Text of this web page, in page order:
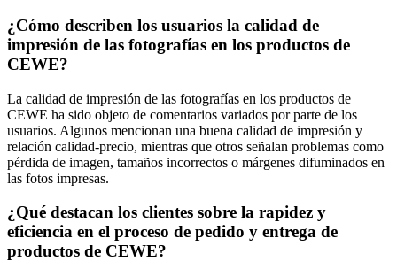
¿Cómo describen los usuarios la calidad de
impresión de las fotografías en los productos de
CEWE?
La calidad de impresión de las fotografías en los productos de
CEWE ha sido objeto de comentarios variados por parte de los
usuarios. Algunos mencionan una buena calidad de impresión y
relación calidad-precio, mientras que otros señalan problemas como
pérdida de imagen, tamaños incorrectos o márgenes difuminados en
las fotos impresas.
¿Qué destacan los clientes sobre la rapidez y
eficiencia en el proceso de pedido y entrega de
productos de CEWE?